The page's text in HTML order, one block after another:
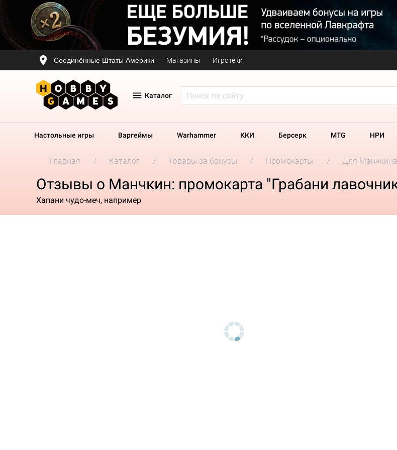
Соединённые Штаты Америки Магазины Игротеки
Каталог
Настольные игры Варгеймы Warhammer ККИ Берсерк MTG НРИ
Главная Каталог Товары за бонусы Промокарты Для Манчкина
Отзывы о Манчкин: промокарта "Грабани
Хапани чудо-меч, например